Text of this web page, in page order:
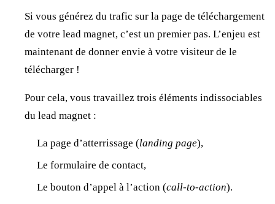
Si vous générez du trafic sur la page de téléchargement
de votre lead magnet, c’est un premier pas. L’enjeu est
maintenant de donner envie à votre visiteur de le
télécharger !
Pour cela, vous travaillez trois éléments indissociables
du lead magnet :
La page d’atterrissage (landing page),
Le formulaire de contact,
Le bouton d’appel à l’action (call-to-action).